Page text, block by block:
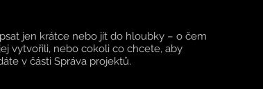
jen krátce nebo jít do hloubky – o čem
vytvořili, nebo cokoli co chcete, aby
v části Správa projektů.